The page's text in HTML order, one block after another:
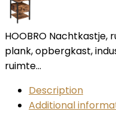
HOOBRO
plank, opbergkast,
ruimte…
Description
Additional